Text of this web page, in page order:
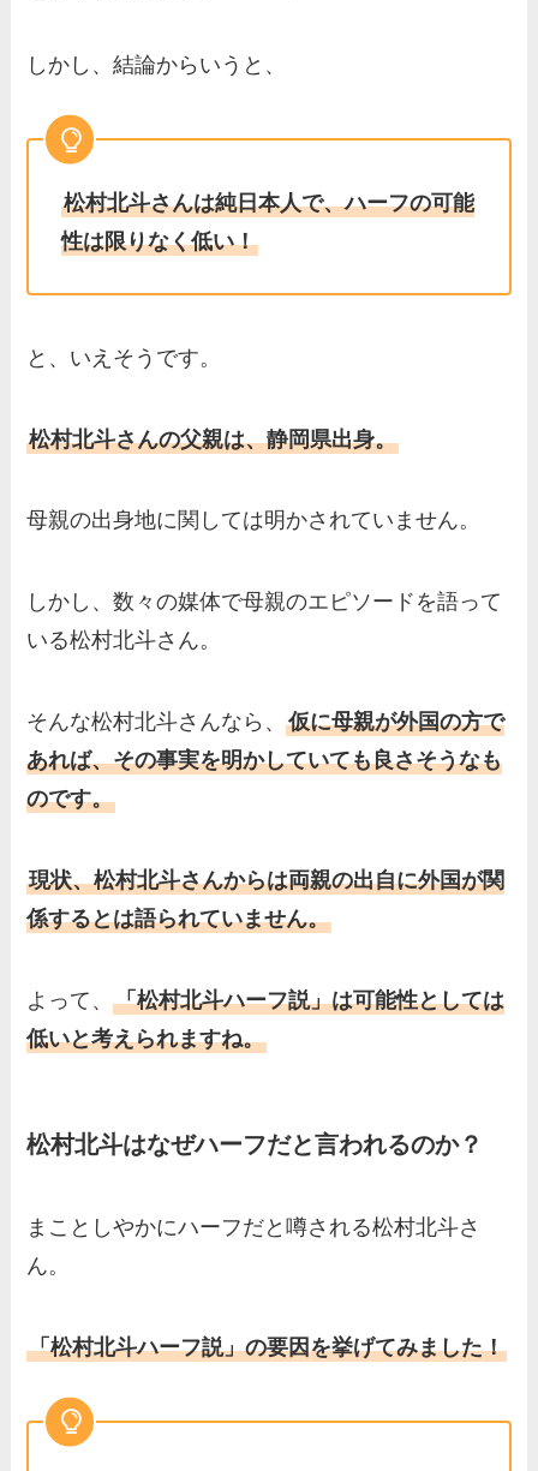
しかし、結論からいうと、
松村北斗さんは純日本人で、ハーフの可能
性は限りなく低い！
と、いえそうです。
松村北斗さんの父親は、静岡県出身。
母親の出身地に関しては明かされていません。
しかし、数々の媒体で母親のエピソードを語って
いる松村北斗さん。
そんな松村北斗さんなら、仮に母親が外国の方で
あれば、その事実を明かしていても良さそうなも
のです。
現状、松村北斗さんからは両親の出自に外国が関
係するとは語られていません。
よって、「松村北斗ハーフ説」は可能性としては
低いと考えられますね。
松村北斗はなぜハーフだと言われるのか？
まことしやかにハーフだと噂される松村北斗さ
ん。
「松村北斗ハーフ説」の要因を挙げてみました！